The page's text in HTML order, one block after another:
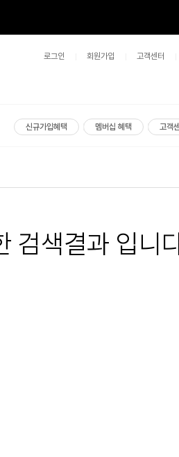
로그인 회원가입 고객센터
신규가입혜택 멤버십 혜택 고객
검색결과 입니